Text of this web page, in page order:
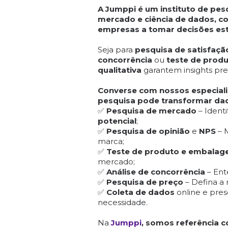
A Jumppi é um instituto de
mercado e ciência de dados,
empresas a tomar decisões
Seja para pesquisa de
concorrência ou teste de
qualitativa garantem insights
Converse com nossos
pesquisa pode transformar
✅ Pesquisa de mercado –
potencial;
✅ Pesquisa de opinião e NPS –
marca;
✅ Teste de produto e
mercado;
✅ Análise de concorrência –
✅ Pesquisa de preço – Defina a
✅ Coleta de dados online e
necessidade.
NaJumppi, somos referência